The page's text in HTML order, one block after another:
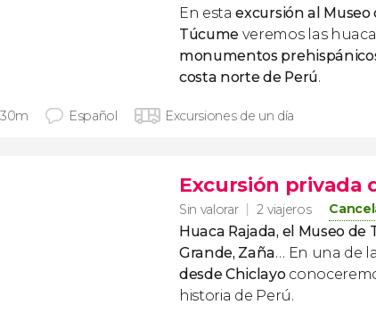
En estaexcursión al Museo
Túcume veremos las
monumentos
costa norte de Perú.
Español Excursiones de un día
Excursión privada
Sin valorar 2 viajeros
Huaca Rajada, el Museo de
Grande, Zaña… En una de
desde Chiclayo
historia de Perú.